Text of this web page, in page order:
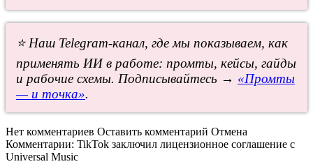
⭐ Наш Telegram-канал, где мы показываем, как
применять ИИ в работе: промты, кейсы, гайды
и рабочие схемы. Подписывайтесь → «Промты
— и точка».
Нет комментариев Оставить комментарий Отмена
Комментарии: TikTok заключил лицензионное соглашение с
Universal Music